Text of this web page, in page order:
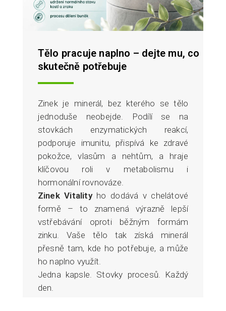
Tělo pracuje naplno – dejte mu, co
skutečně potřebuje
Zinek je minerál, bez kterého se tělo
jednoduše neobejde. Podílí se na
stovkách enzymatických reakcí,
podporuje imunitu, přispívá ke zdravé
pokožce, vlasům a nehtům, a hraje
klíčovou roli v metabolismu i
hormonální rovnováze.
Zinek Vitalityho dodává v chelátové
formě – to znamená výrazně lepší
vstřebávání oproti běžným formám
zinku. Vaše tělo tak získá minerál
přesně tam, kde ho potřebuje, a může
ho naplno využít.
Jedna kapsle. Stovky procesů. Každý
den.